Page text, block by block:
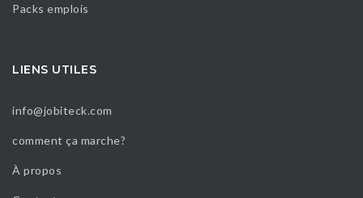
Packs emplois
LIENS UTILES
info@jobiteck.com
comment ça marche?
À propos